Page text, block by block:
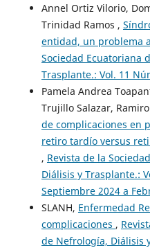
Annel Ortiz Vilorio,
Trinidad Ramos ,
entidad, un problema
Sociedad Ecuatoriana
Trasplante.: Vol. 11
Pamela Andrea
Trujillo Salazar,
de complicaciones en
retiro tardío versus
, Revista de la
Diálisis y Trasplante.:
Septiembre 2024 a
SLANH, Enfermedad
complicaciones ,
de Nefrología, Diálisis